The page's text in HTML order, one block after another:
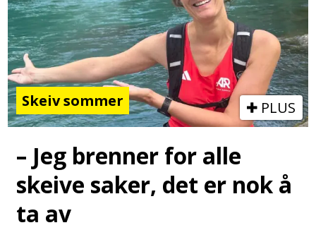
Skeiv sommer PLUS
– Jeg brenner for alle
skeive saker, det er nok å
ta av